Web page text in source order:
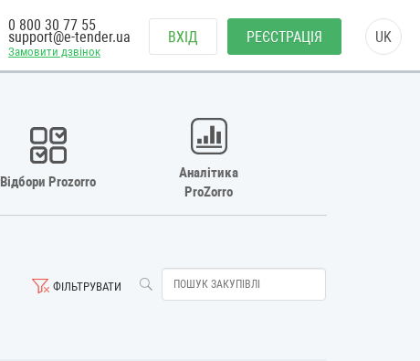
Замовити дзвінок
0 800 30 77 55
support@e-tender.ua ВХІД РЕЄСТРАЦІЯ UK
Відбори Prozorro
Аналітика
ProZorro
ФІЛЬТРУВАТИ